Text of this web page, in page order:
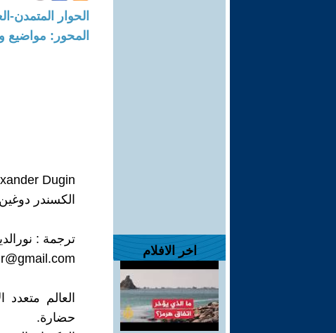
اخر الافلام
الحوار المتمدن-العدد: 7958 - 2024 / 4
المحور: مواضيع
Dugin
الكسندر دوغين
ترجمة :
العالم
حضارة.